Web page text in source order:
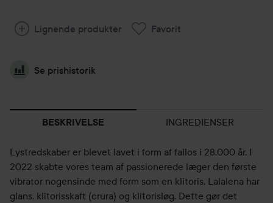
Lignende produkter Favorit
Se prishistorik
BESKRIVELSE INGREDIENSER
Lystredskaber er blevet lavet i form af fallos i 28.000 år. I
2022 skabte vores team af passionerede læger den første
vibrator nogensinde med form som en klitoris. Lalalena har
glans, klitorisskaft (crura) og klitorisløg. Dette gør det